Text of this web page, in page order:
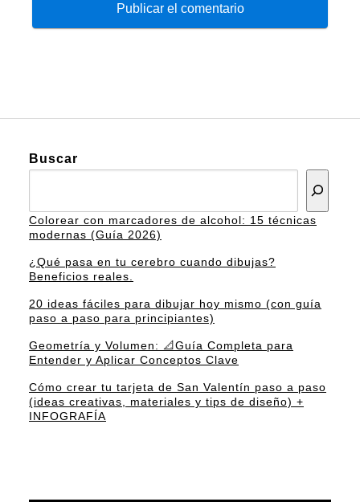
Buscar
Colorear con marcadores de alcohol: 15 técnicas
modernas (Guía 2026)
¿Qué pasa en tu cerebro cuando dibujas?
Beneficios reales.
20 ideas fáciles para dibujar hoy mismo (con guía
paso a paso para principiantes)
Geometría y Volumen: 📐Guía Completa para
Entender y Aplicar Conceptos Clave
Cómo crear tu tarjeta de San Valentín paso a paso
(ideas creativas, materiales y tips de diseño) +
INFOGRAFÍA